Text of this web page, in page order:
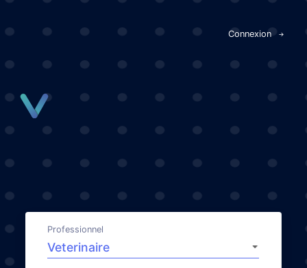
Connexion
Professionnel